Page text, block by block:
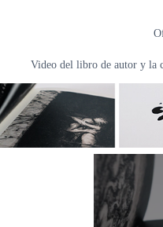
Video del libro de autor y la